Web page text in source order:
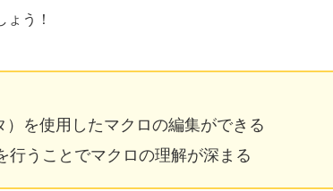
う！
）を使用したマクロの編集ができる
行うことでマクロの理解が深まる